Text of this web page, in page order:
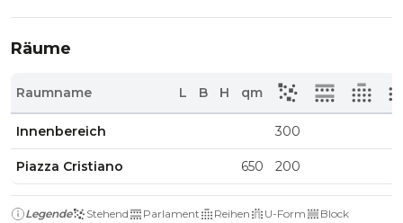
Räume
Raumname L B H qm
Innenbereich 300
Piazza Cristiano 650 200
Legende Stehend Parlament Reihen U-Form
Block